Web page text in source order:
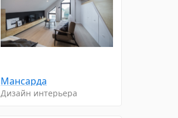
Мансарда
Дизайн интерьера